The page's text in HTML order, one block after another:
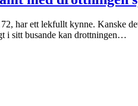
har ett lekfullt kynne. Kanske
i sitt busande kan drottningen…